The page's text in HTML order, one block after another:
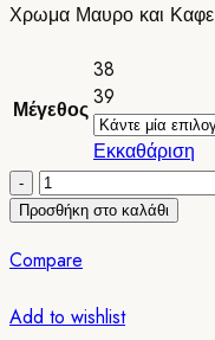
Χρωμα Μαυρο και Καφε
Μέγεθος
38
39
Εκκαθάριση
Μποτακια
Δετα
Φαρδυ
και
Προσθήκη στο καλάθι
Compare
Add to wishlist